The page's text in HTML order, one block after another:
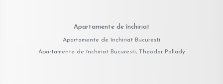
Apartamente de închiriat
Apartamente de închiriat Bucuresti
Apartamente de închiriat Bucuresti, Theodor Pallady